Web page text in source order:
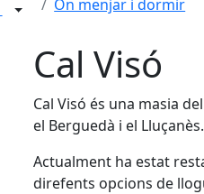
On menjar i dormir
Cal Visó
Cal Visó és una masia
el Berguedà i el Lluçanès.
Actualment ha estat
direfents opcions de